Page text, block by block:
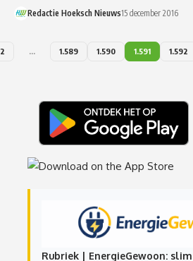
Redactie Hoeksch Nieuws15 december 2016
2 … 1.589 1.590 1.591 1.592
Rubriek | EnergieGewoon: